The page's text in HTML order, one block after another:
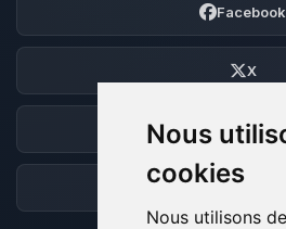
Nous
cookies
Nous utilisons
Facebook
X
Discord
Forum